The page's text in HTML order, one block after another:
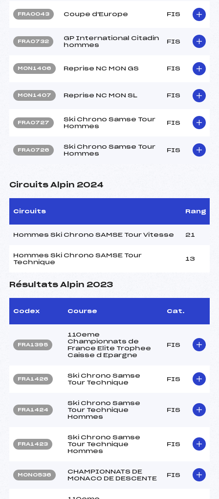
FRA0043 Coupe d'Europe FIS
FRA0732
GP International Citadin
hommes
FIS
MON1406 Reprise NC MON GS FIS
MON1407 Reprise NC MON SL FIS
FRA0727
Ski Chrono Samse Tour
Hommes
FIS
FRA0726
Ski Chrono Samse Tour
Hommes
FIS
Circuits Alpin 2024
Circuits Rang
Hommes Ski Chrono SAMSE Tour Vitesse 21
Hommes Ski Chrono SAMSE Tour
Technique
13
Résultats Alpin 2023
Codex Course Cat.
FRA1395
110eme
Championnats de
France Elite Trophee
Caisse d Epargne
FIS
FRA1426
Ski Chrono Samse
Tour Technique
FIS
FRA1424
Ski Chrono Samse
Tour Technique
Hommes
FIS
FRA1423
Ski Chrono Samse
Tour Technique
Hommes
FIS
MON0536
CHAMPIONNATS DE
MONACO DE DESCENTE
FIS